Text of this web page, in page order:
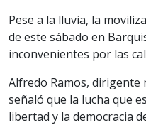
Pese a la lluvia, la
de este sábado en
inconvenientes por las
Alfredo Ramos, dirigente
señaló que la lucha que
libertad y la democracia